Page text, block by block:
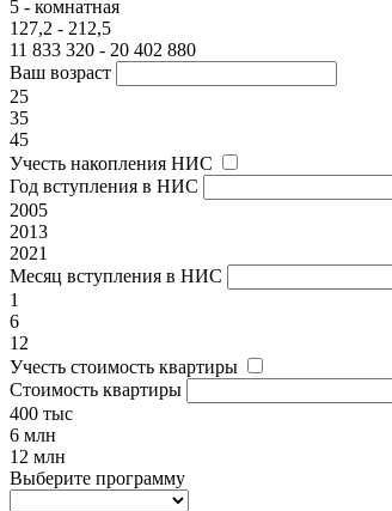
5 - комнатная
127,2 - 212,5
11 833 320 - 20 402 880
Ваш возраст
25
35
45
Учесть накопления НИС
Год вступления в НИС
2005
2013
2021
Месяц вступления в НИС
1
6
12
Учесть стоимость квартиры
Стоимость квартиры
400 тыс
6 млн
12 млн
Выберите программу